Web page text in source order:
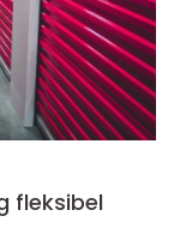
fleksibel